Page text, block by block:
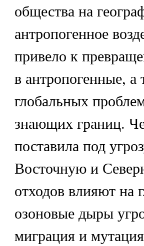
общества на
антропогенное
привело к
в антропогенные,
глобальных
знающих границ.
поставила под
Восточную и
отходов влияют на
озоновые дыры
миграция и